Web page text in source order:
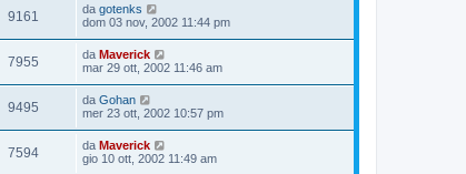
9161 da gotenks
dom 03 nov, 2002 11:44 pm
7955 da Maverick
mar 29 ott, 2002 11:46 am
9495 da Gohan
mer 23 ott, 2002 10:57 pm
7594 da Maverick
gio 10 ott, 2002 11:49 am